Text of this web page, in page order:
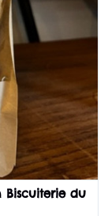
Biscuiterie du